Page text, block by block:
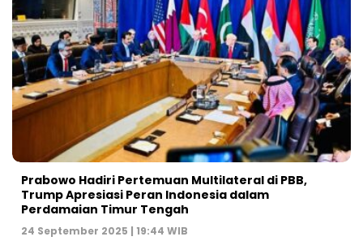
Prabowo Hadiri Pertemuan Multilateral di PBB,
Trump Apresiasi Peran Indonesia dalam
Perdamaian Timur Tengah
24 September 2025 | 19:44 WIB